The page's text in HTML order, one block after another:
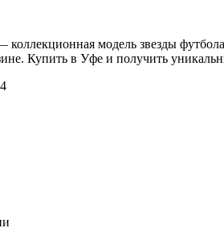
модель звезды
Купить в Уфе и получить